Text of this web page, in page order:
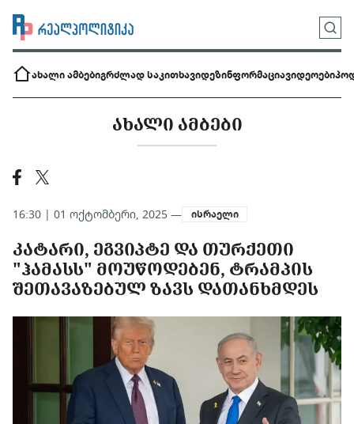
ახალი ამბებიგრძლად საკითხავიდეზინფორმაციავიდეოები
ᲐᲮᲐᲚᲘ ᲐᲛᲑᲔᲑᲘ
16:30 | 01 ოქტომბერი, 2025 — ისრაელი
ᲙᲐᲢᲐᲠᲘ, ᲔᲒᲕᲘᲞᲢᲔ ᲓᲐ ᲗᲣᲠᲥᲔᲗᲘ
"ᲰᲐᲛᲐᲡᲡ" ᲛᲝᲣᲬᲝᲓᲔᲑᲔᲜ, ᲢᲠᲐᲛᲞᲘᲡ
ᲨᲔᲗᲐᲕᲐᲖᲔᲑᲣᲚ ᲖᲐᲕᲡ ᲓᲐᲗᲐᲜᲮᲛᲓᲔᲡ